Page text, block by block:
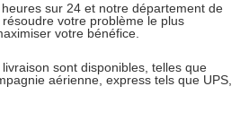
sur 24 et notre département de
votre problème le plus
votre bénéfice.
sont disponibles, telles que
aérienne, express tels que UPS,